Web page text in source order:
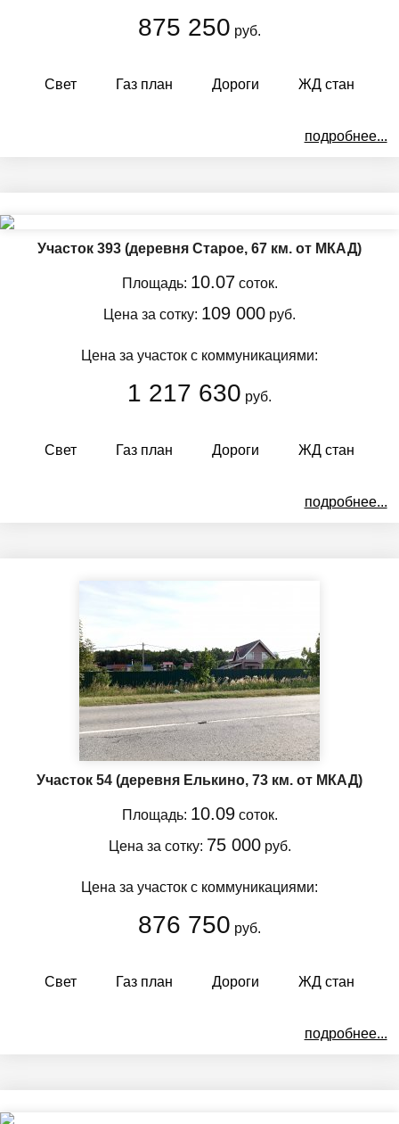
875 250 руб.
Свет Газ план Дороги ЖД стан
подробнее...
Участок 393 (деревня Старое, 67 км. от МКАД)
Площадь: 10.07 соток.
Цена за сотку: 109 000 руб.
Цена за участок с коммуникациями:
1 217 630 руб.
Свет Газ план Дороги ЖД стан
подробнее...
Участок 54 (деревня Елькино, 73 км. от МКАД)
Площадь: 10.09соток.
Цена за сотку: 75 000руб.
Цена за участок с коммуникациями:
876 750 руб.
Свет Газ план Дороги ЖД стан
подробнее...